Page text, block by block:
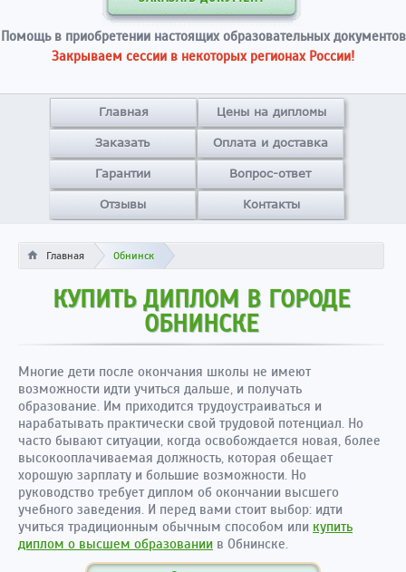
Помощь в приобретении настоящих образовательных документов
Закрываем сессии в некоторых регионах России!
Главная Цены на дипломы
Заказать Оплата и доставка
Гарантии Вопрос-ответ
Отзывы Контакты
Главная Обнинск
КУПИТЬ ДИПЛОМ В ГОРОДЕ
ОБНИНСКЕ
Многие дети после окончания школы не имеют
возможности идти учиться дальше, и получать
образование. Им приходится трудоустраиваться и
нарабатывать практически свой трудовой потенциал. Но
часто бывают ситуации, когда освобождается новая, более
высокооплачиваемая должность, которая обещает
хорошую зарплату и большие возможности. Но
руководство требует диплом об окончании высшего
учебного заведения. И перед вами стоит выбор: идти
учиться традиционным обычным способом или купить
диплом о высшем образовании в Обнинске.